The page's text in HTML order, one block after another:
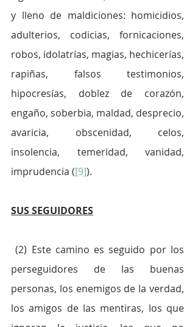
y lleno de maldiciones: homicidios,
adulterios, codicias, fornicaciones,
robos, idolatrías, magias, hechicerías,
rapiñas, falsos testimonios,
hipocresías, doblez de corazón,
engaño, soberbia, maldad, desprecio,
avaricia, obscenidad, celos,
insolencia, temeridad, vanidad,
imprudencia ([9]).
SUS SEGUIDORES
(2) Este camino es seguido por los
perseguidores de las buenas
personas, los enemigos de la verdad,
los amigos de las mentiras, los que